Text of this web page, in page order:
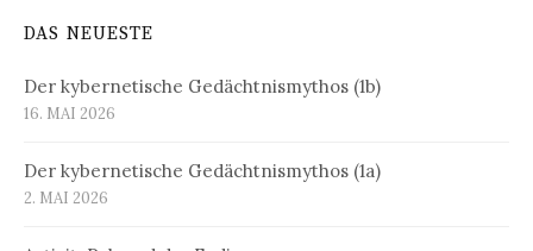
DAS NEUESTE
Der kybernetische Gedächtnismythos (1b)
16. MAI 2026
Der kybernetische Gedächtnismythos (1a)
2. MAI 2026